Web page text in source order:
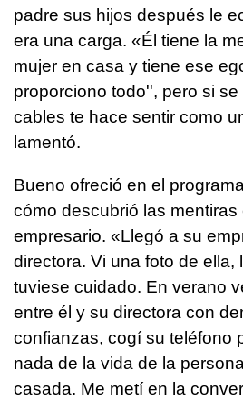
padre sus hijos después le
era una carga. «Él tiene la
mujer en casa y tiene ese
proporciono todo'', pero si
cables te hace sentir como
lamentó.
Bueno ofreció en el
cómo descubrió las
empresario. «Llegó a su
directora. Vi una foto de ella,
tuviese cuidado. En verano
entre él y su directora con
confianzas, cogí su teléfono
nada de la vida de la
casada. Me metí en la